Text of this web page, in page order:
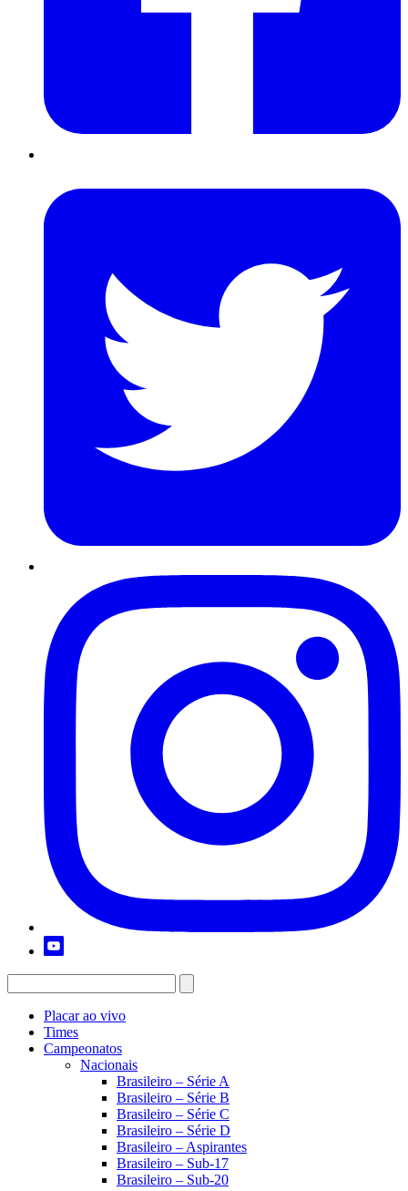
Placar ao vivo
Times
Campeonatos
Nacionais
Brasileiro – Série A
Brasileiro – Série B
Brasileiro – Série C
Brasileiro – Série D
Brasileiro – Aspirantes
Brasileiro – Sub-17
Brasileiro – Sub-20